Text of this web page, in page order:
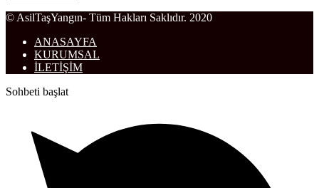
© AsilTaşYangın- Tüm Hakları Saklıdır. 2020
ANASAYFA
KURUMSAL
İLETİŞİM
Sohbeti başlat